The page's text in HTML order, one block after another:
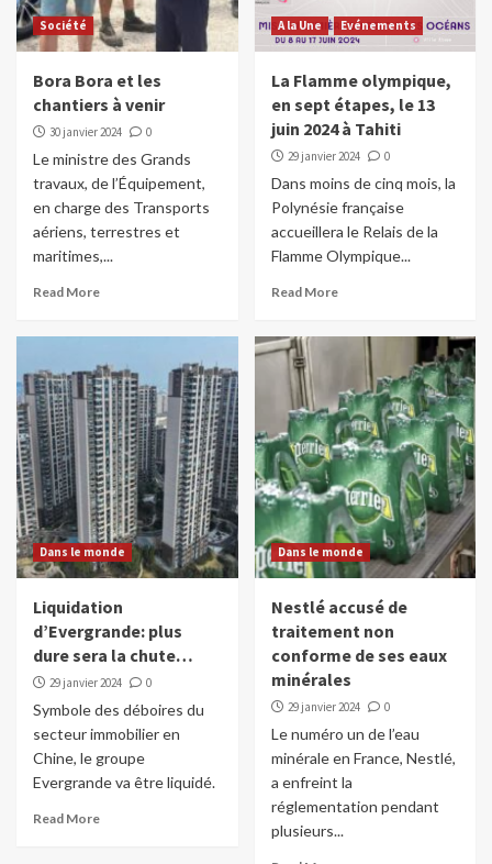
Société
Bora Bora et les
chantiers à venir
30 janvier 2024 0
Le ministre des Grands
travaux, de l’Équipement,
en charge des Transports
aériens, terrestres et
maritimes,...
Read More
A la Une Evénements
La Flamme olympique,
en sept étapes, le 13
juin 2024 à Tahiti
29 janvier 2024 0
Dans moins de cinq mois, la
Polynésie française
accueillera le Relais de la
Flamme Olympique...
Read More
Dans le monde
Liquidation
d’Evergrande: plus
dure sera la chute…
29 janvier 2024 0
Symbole des déboires du
secteur immobilier en
Chine, le groupe
Evergrande va être liquidé.
Read More
Dans le monde
Nestlé accusé de
traitement non
conforme de ses eaux
minérales
29 janvier 2024 0
Le numéro un de l’eau
minérale en France, Nestlé,
a enfreint la
réglementation pendant
plusieurs...